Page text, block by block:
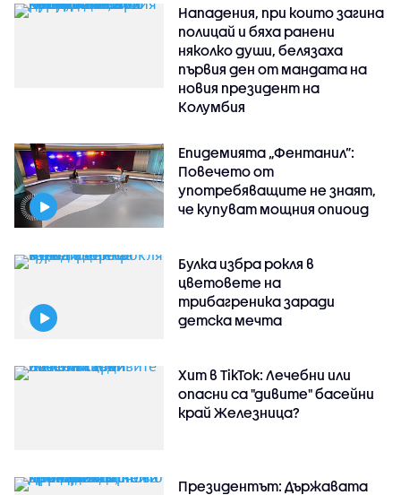
Нападения, при които загина
полицай и бяха ранени
няколко души, белязаха
първия ден от мандата на
новия президент на
Колумбия
Епидемията „Фентанил”:
Повечето от
употребяващите не знаят,
че купуват мощния опиоид
Булка избра рокля в
цветовете на
трибагреника заради
детска мечта
Хит в TikTok: Лечебни или
опасни са "дивите" басейни
край Железница?
Президентът: Държавата